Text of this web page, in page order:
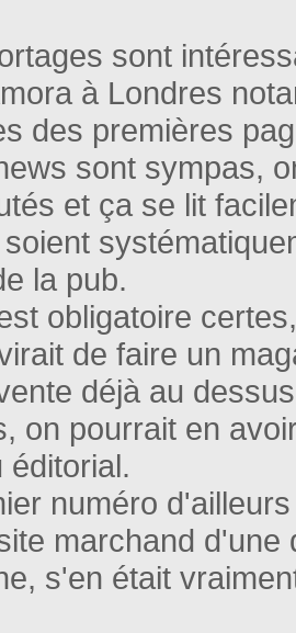
sont
à Londres
des premières
sont sympas,
et ça se lit
la pub.
obligatoire
de faire un
déjà au
on pourrait en
éditorial.
numéro
marchand d'une
s'en était